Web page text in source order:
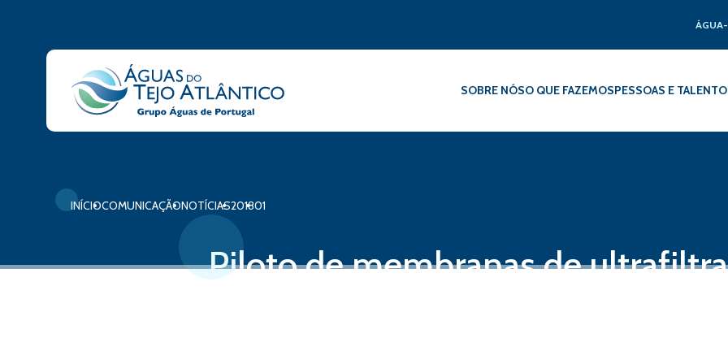
ÁGUA-
SOBRE NÓSO QUE FAZEMOSPESSOAS E TALENTO
INÍCIOCOMUNICAÇÃONOTÍCIAS201801
Piloto de membranas de